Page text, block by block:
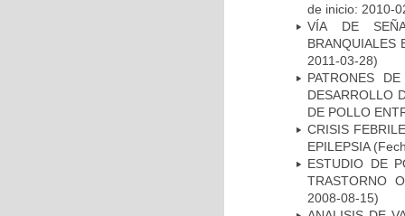
de inicio: 2010-
VÍA DE
BRANQUIALES
2011-03-28)
PATRONES
DESARROLLO
DE POLLO
CRISIS
EPILEPSIA
ESTUDIO DE
TRASTORNO
2008-08-15)